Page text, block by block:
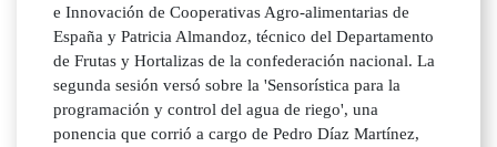
e Innovación de Cooperativas Agro-alimentarias de
España y Patricia Almandoz, técnico del Departamento
de Frutas y Hortalizas de la confederación nacional. La
segunda sesión versó sobre la 'Sensorística para la
programación y control del agua de riego', una
ponencia que corrió a cargo de Pedro Díaz Martínez,